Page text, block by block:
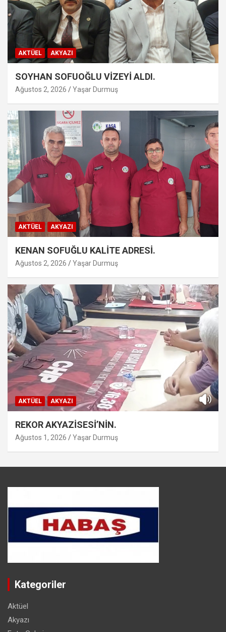
AKTÜEL AKYAZI
SOYHAN SOFUOĞLU VİZEYİ ALDI.
Ağustos 2, 2026 Yaşar Durmuş
AKTÜEL AKYAZI
KENAN SOFUĞLU KALİTE ADRESİ.
Ağustos 2, 2026 Yaşar Durmuş
AKTÜEL AKYAZI
REKOR AKYAZİSESİ’NİN.
Ağustos 1, 2026 Yaşar Durmuş
Kategoriler
Aktüel
Akyazı